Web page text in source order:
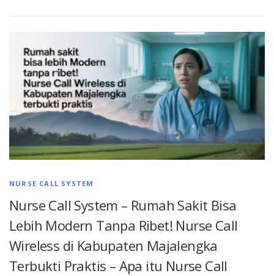
NURSE CALL SYSTEM
Nurse Call System – Rumah Sakit Bisa
Lebih Modern Tanpa Ribet! Nurse Call
Wireless di Kabupaten Majalengka
Terbukti Praktis – Apa itu Nurse Call